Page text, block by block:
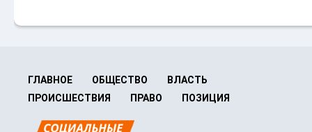
ГЛАВНОЕ ОБЩЕСТВО
ВЛАСТЬ
ПРОИСШЕСТВИЯ
ПРАВО ПОЗИЦИЯ